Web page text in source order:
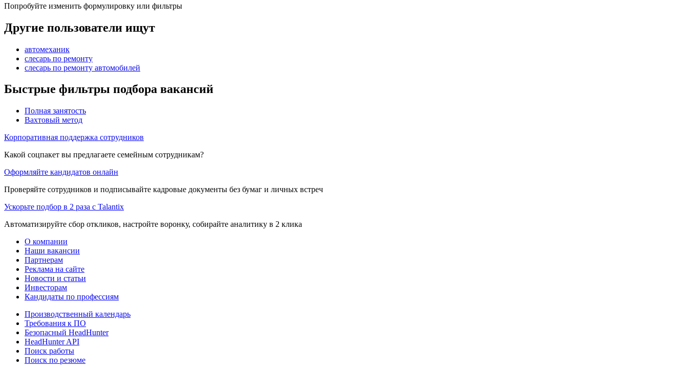
Попробуйте изменить формулировку или фильтры
Другие пользователи ищут
автомеханик
слесарь по ремонту
слесарь по ремонту автомобилей
Быстрые фильтры подбора вакансий
Полная занятость
Вахтовый метод
Корпоративная поддержка сотрудников
Какой соцпакет вы предлагаете семейным сотрудникам?
Оформляйте кандидатов онлайн
Проверяйте сотрудников и подписывайте кадровые документы без бумаг и личных встреч
Ускорьте подбор в 2 раза с Talantix
Автоматизируйте сбор откликов, настройте воронку, собирайте аналитику в 2 клика
О компании
Наши вакансии
Партнерам
Реклама на сайте
Новости и статьи
Инвесторам
Кандидаты по профессиям
Производственный календарь
Требования к ПО
Безопасный HeadHunter
HeadHunter API
Поиск работы
Поиск по резюме